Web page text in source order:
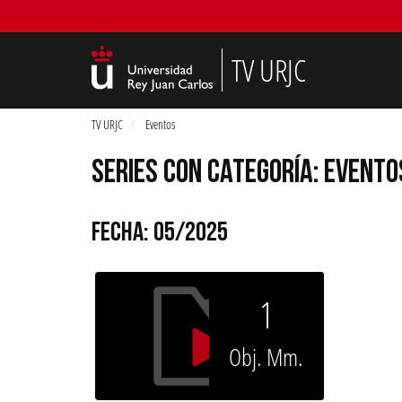
TV URJC
TV URJC Eventos
SERIES CON CATEGORÍA:
FECHA: 05/2025
1
Obj. Mm.